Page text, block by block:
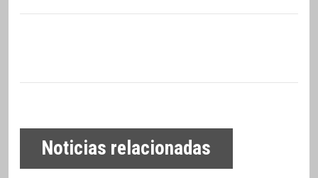
Noticias relacionadas